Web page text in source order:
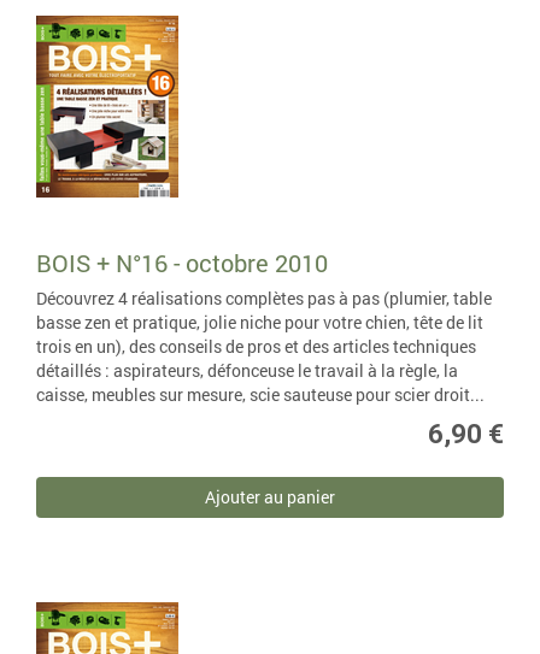
BOIS + N°16 - octobre 2010
Découvrez 4 réalisations complètes pas à pas (plumier, table
basse zen et pratique, jolie niche pour votre chien, tête de lit
trois en un), des conseils de pros et des articles techniques
détaillés : aspirateurs, défonceuse le travail à la règle, la
caisse, meubles sur mesure, scie sauteuse pour scier droit...
6,90 €
Ajouter au panier